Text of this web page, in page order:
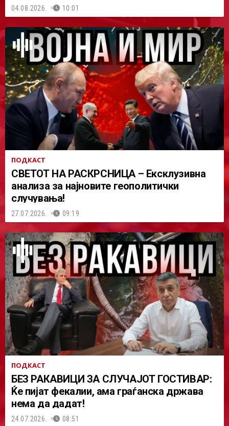
04.08.2026. 10:01
ПОДКАСТ
СВЕТОТ НА РАСКРСНИЦА – Ексклузивна
анализа за најновите геополитички
случувања!
27.07.2026. 09:19
ПОДКАСТ
БЕЗ РАКАВИЦИ ЗА СЛУЧАЈОТ ГОСТИВАР:
Ќе пијат фекалии, ама граѓанска држава
нема да дадат!
24.07.2026. 08:51